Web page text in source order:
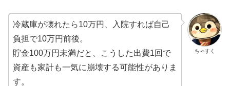
ちゃすく
冷蔵庫が壊れたら10万円、入院すれば自己
負担で10万円前後。
貯金100万円未満だと、こうした出費1回で
資産も家計も一気に崩壊する可能性がありま
す。